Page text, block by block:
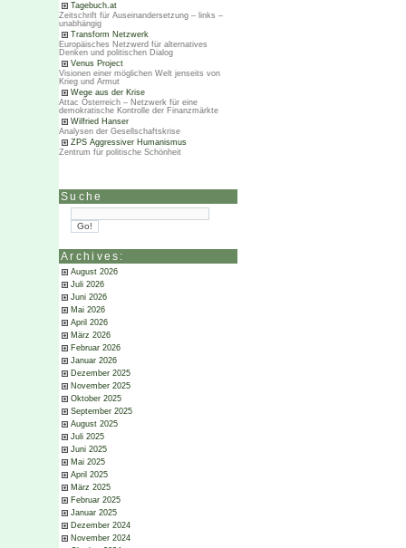
Tagebuch.at
Zeitschrift für Auseinandersetzung – links –
unabhängig
Transform Netzwerk
Europäisches Netzwerd für alternatives
Denken und politischen Dialog
Venus Project
Visionen einer möglichen Welt jenseits von
Krieg und Armut
Wege aus der Krise
Attac Österreich – Netzwerk für eine
demokratische Kontrolle der Finanzmärkte
Wilfried Hanser
Analysen der Gesellschaftskrise
ZPS Aggressiver Humanismus
Zentrum für politische Schönheit
Suche
Archives:
August 2026
Juli 2026
Juni 2026
Mai 2026
April 2026
März 2026
Februar 2026
Januar 2026
Dezember 2025
November 2025
Oktober 2025
September 2025
August 2025
Juli 2025
Juni 2025
Mai 2025
April 2025
März 2025
Februar 2025
Januar 2025
Dezember 2024
November 2024